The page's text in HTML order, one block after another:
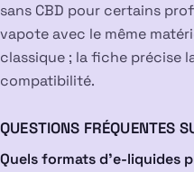
sans CBD pour certains
vapote avec le même
classique ; la fiche précise
compatibilité.
QUESTIONS FRÉQUENTES
Quels formats d’e-liquides